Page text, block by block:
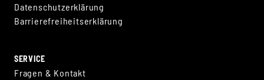
Datenschutzerklärung
Barrierefreiheitserklärung
SERVICE
Fragen & Kontakt